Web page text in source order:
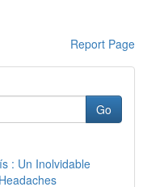
Report Page
Go
: Un Inolvidable